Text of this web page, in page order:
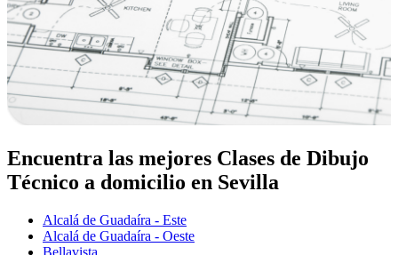
Encuentra las mejores Clases de Dibujo
Técnico a domicilio en Sevilla
Alcalá de Guadaíra - Este
Alcalá de Guadaíra - Oeste
Bellavista